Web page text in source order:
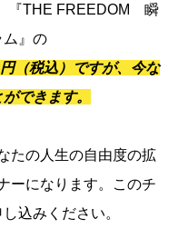
『THE FREEDOM 瞬
ム』の
（税込）ですが、今な
できます。
たの人生の自由度の拡
ーになります。このチ
込みください。